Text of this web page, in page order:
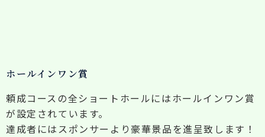
ホールインワン賞
頼成コースの全ショートホールにはホールインワン賞
が設定されています。
達成者にはスポンサーより豪華景品を進呈致します！